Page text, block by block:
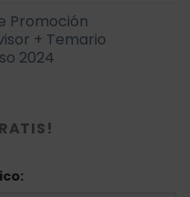
Promoción
+ Temario
2024